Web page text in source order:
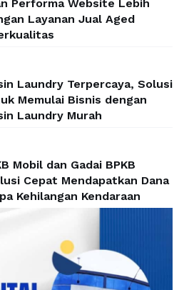
Performa Website Lebih
Layanan Jual Aged
Laundry Terpercaya, Solusi
Memulai Bisnis dengan
Laundry Murah
Mobil dan Gadai BPKB
Cepat Mendapatkan Dana
Kehilangan Kendaraan